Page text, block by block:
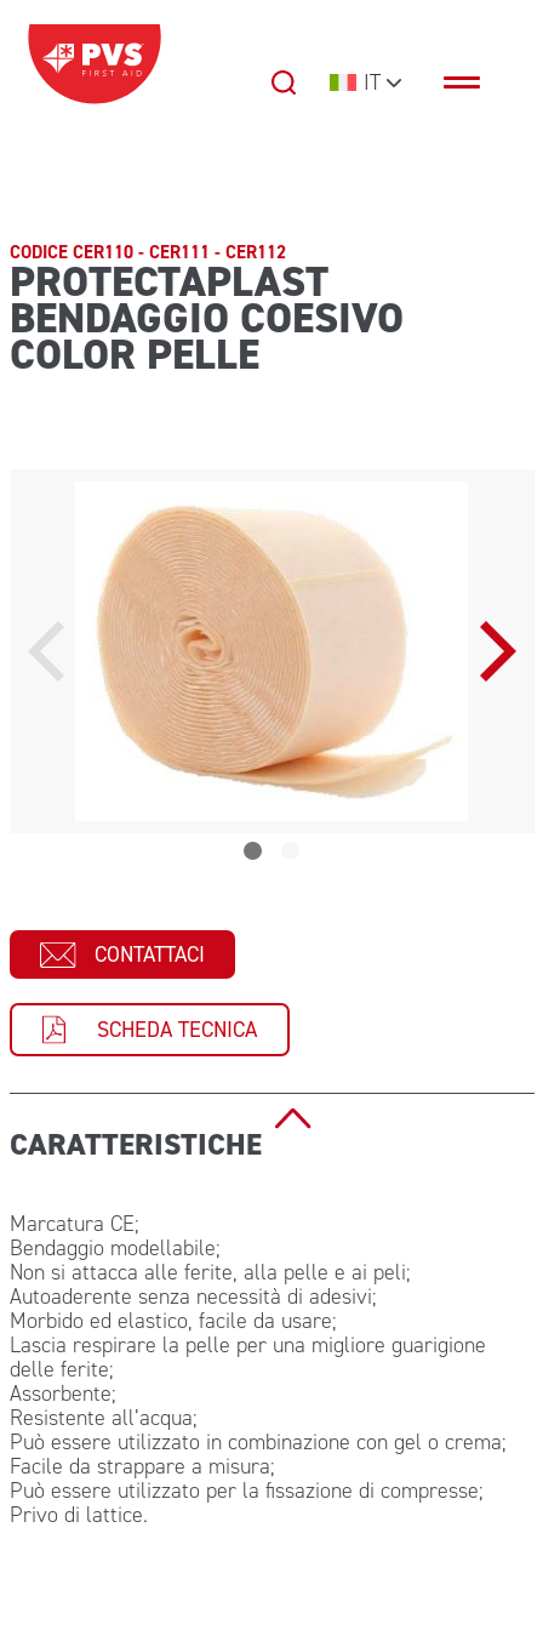
Vai al contenuto
Navigazione principale IT
CODICE CER110 - CER111 - CER112
PROTECTAPLAST
BENDAGGIO COESIVO
COLOR PELLE
CONTATTACI
SCHEDA TECNICA
CARATTERISTICHE
Marcatura CE;
Bendaggio modellabile;
Non si attacca alle ferite, alla pelle e ai peli;
Autoaderente senza necessità di adesivi;
Morbido ed elastico, facile da usare;
Lascia respirare la pelle per una migliore guarigione
delle ferite;
Assorbente;
Resistente all’acqua;
Può essere utilizzato in combinazione con gel o crema;
Facile da strappare a misura;
Può essere utilizzato per la fissazione di compresse;
Privo di lattice.